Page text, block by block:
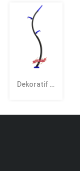
Dekoratif Aydınlatma Direkleri ZA-21